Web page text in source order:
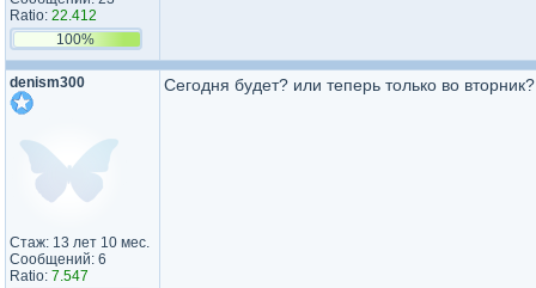
Ratio: 22.412
100%
denism300
Стаж: 13 лет 10 мес.
Сообщений: 6
Ratio: 7.547
Сегодня будет? или теперь только во